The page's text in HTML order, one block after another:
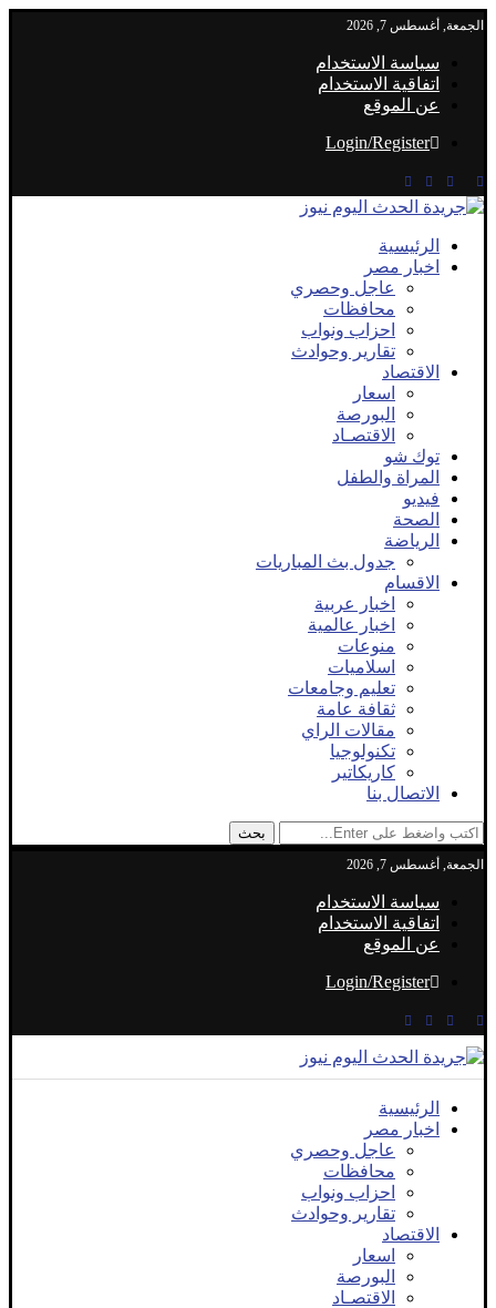
الجمعة, أغسطس 7, 2026
سياسة الاستخدام
اتفاقية الاستخدام
عن الموقع
Login/Register
الرئيسية
اخبار مصر
عاجل وحصري
محافظات
احزاب ونواب
تقارير وحوادث
الاقتصاد
اسعار
البورصة
الاقتصـاد
توك شو
المراة والطفل
فيديو
الصحة
الرياضة
جدول بث المباريات
الاقسام
اخبار عربية
اخبار عالمية
منوعات
اسلاميات
تعليم وجامعات
ثقافة عامة
مقالات الراي
تكنولوجيا
كاريكاتير
الاتصال بنا
بحث
الجمعة, أغسطس 7, 2026
سياسة الاستخدام
اتفاقية الاستخدام
عن الموقع
Login/Register
الرئيسية
اخبار مصر
عاجل وحصري
محافظات
احزاب ونواب
تقارير وحوادث
الاقتصاد
اسعار
البورصة
الاقتصـاد